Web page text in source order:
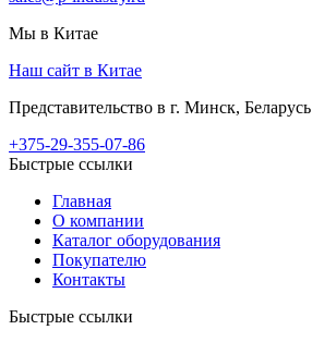
Мы в Китае
Наш сайт в Китае
Представительство в г. Минск, Беларусь
+375-29-355-07-86
Быстрые ссылки
Главная
О компании
Каталог оборудования
Покупателю
Контакты
Быстрые ссылки